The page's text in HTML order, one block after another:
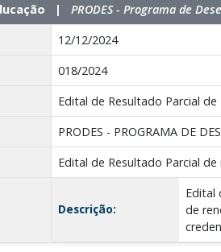
| PRODES - Programa de
12/12/2024
018/2024
Edital de Resultado Parcial
PRODES - PROGRAMA DE
Edital de Resultado Parcial
Descrição:
Edital
de